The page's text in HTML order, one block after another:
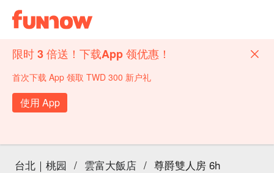
限时 3 倍送！下载App 领优惠！
首次下载 App 领取 TWD 300 新户礼
使用 App
台北｜桃园 / 雲富大飯店 / 尊爵雙人房 6h